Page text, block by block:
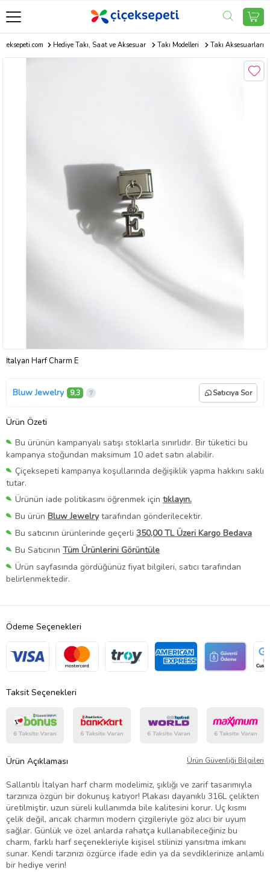
Hediye Takı, Saat ve Aksesuar Takı Modelleri Takı Aksesuarları
İtalyan Harf Charm E
Bluw Jewelry 9,3 Satıcıya Sor
Ürün Özeti
Bu ürünün kampanyalı satışı stoklarla sınırlıdır. Bir tüketici bu
kampanya stoğundan maksimum 10 adet satın alabilir.
Çiçeksepeti kampanya koşullarında değişiklik yapma hakkını saklı
tutar.
Ürünün iade politikasını öğrenmek için tıklayın.
Bu ürün Bluw Jewelrytarafından gönderilecektir.
Bu satıcının ürünlerinde geçerli 350,00 TL Üzeri Kargo Bedava
Bu Satıcının Tüm Ürünlerini Görüntüle
Ürün sayfasında gördüğünüz fiyat bilgileri, satıcı tarafından
belirlenmektedir.
Ödeme Seçenekleri
Taksit Seçenekleri
Ürün Açıklaması Ürün Güvenliği Bilgileri
Sallantılı İtalyan harf charm modelimiz, şıklığı ve zarif tasarımıyla
tarzınıza özgün bir dokunuş katıyor! Plakası dayanıklı 316L çelikten
üretilmiştir, uzun süreli kullanımda bile kalitesini korur. Uç kısmı
çelik değil, ancak charmın modern çizgileriyle göz alıcı bir uyum
sağlar. Günlük ve özel anlarda rahatça kullanabileceğiniz bu
charm, farklı harf seçenekleriyle kişisel stilinizi yansıtma imkanı
sunar. Kendi tarzınızı özgürce ifade edin ya da sevdiklerinize anlamlı
bir hediye verin!